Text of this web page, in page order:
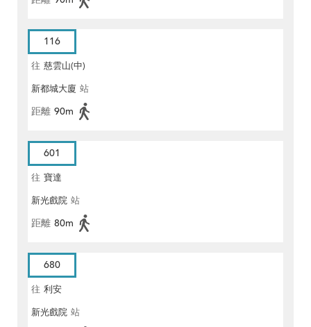
116
往 慈雲山(中)
新都城大廈 站
距離 90m
601
往 寶達
新光戲院 站
距離 80m
680
往 利安
新光戲院 站